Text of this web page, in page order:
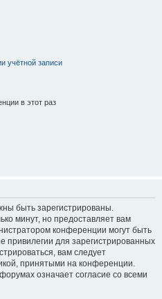
учётной записи
в этот раз
быть зарегистрированы.
минут, но предоставляет вам
конференции могут быть
привилегии для зарегистрированных
вам следует
принятыми на конференции.
означает согласие со всеми